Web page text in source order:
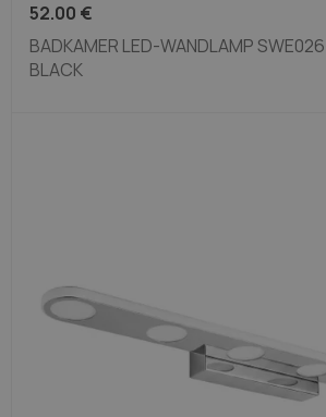
52.00 €
BADKAMER LED-WANDLAMP
BLACK